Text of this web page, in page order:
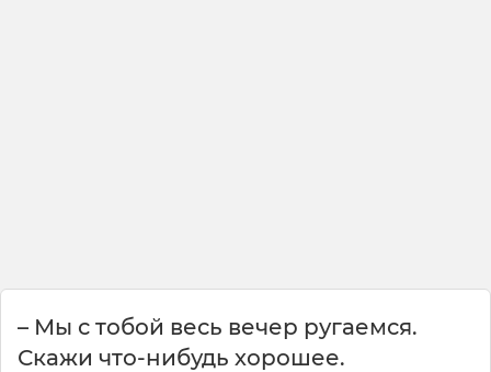
– Мы с тобой весь вечер ругаемся.
Скажи что-нибудь хорошее.